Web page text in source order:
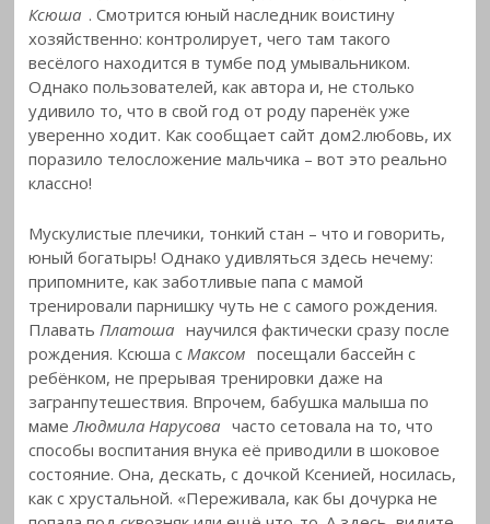
Ксюша . Смотрится юный наследник воистину
хозяйственно: контролирует, чего там такого
весёлого находится в тумбе под умывальником.
Однако пользователей, как автора и, не столько
удивило то, что в свой год от роду паренёк уже
уверенно ходит. Как сообщает сайт дом2.любовь, их
поразило телосложение мальчика – вот это реально
классно!
Мускулистые плечики, тонкий стан – что и говорить,
юный богатырь! Однако удивляться здесь нечему:
припомните, как заботливые папа с мамой
тренировали парнишку чуть не с самого рождения.
ПлаватьПлатоша научился фактически сразу после
рождения. Ксюша сМаксом посещали бассейн с
ребёнком, не прерывая тренировки даже на
загранпутешествия. Впрочем, бабушка малыша по
мамеЛюдмила Нарусова часто сетовала на то, что
способы воспитания внука её приводили в шоковое
состояние. Она, дескать, с дочкой Ксенией, носилась,
как с хрустальной. «Переживала, как бы дочурка не